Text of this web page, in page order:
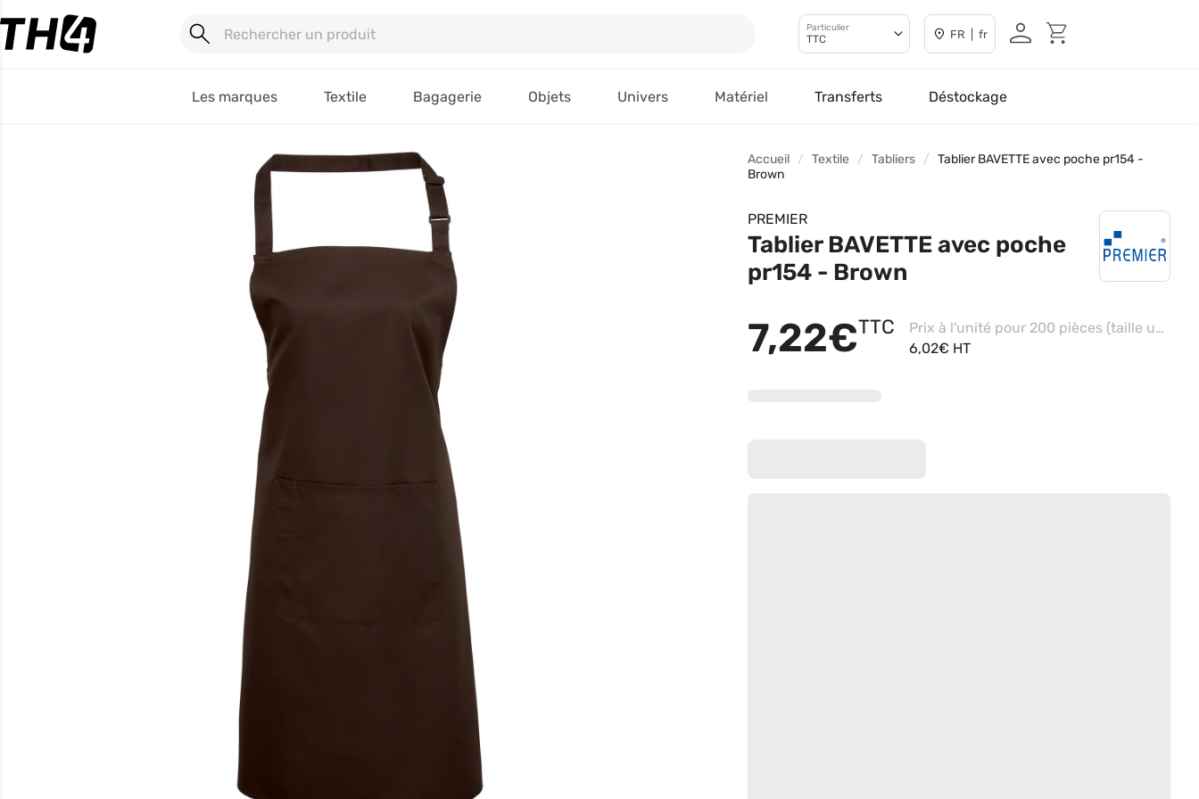
Particulier
TTC FR | fr
Les marques Textile Bagagerie Objets Univers Matériel Transferts Déstockage
Accueil Textile Tabliers
Tablier BAVETTE avec poche pr154 -
Brown
PREMIER
Tablier BAVETTE avec poche
pr154 - Brown
7,22€TTC
Prix à l'unité pour 200 pièces (taille unique - Pink)
6,02€ HT